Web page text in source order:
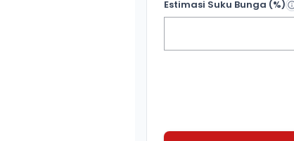
Estimasi Suku Bunga (%)